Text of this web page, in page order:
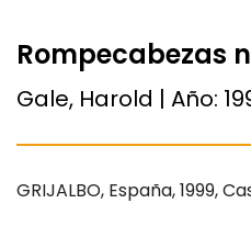
Rompecabezas
Gale, Harold | Año:
GRIJALBO, España, 1999,